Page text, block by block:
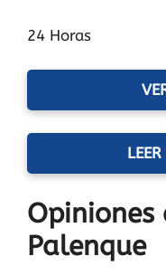
24 Horas
Opiniones
Palenque